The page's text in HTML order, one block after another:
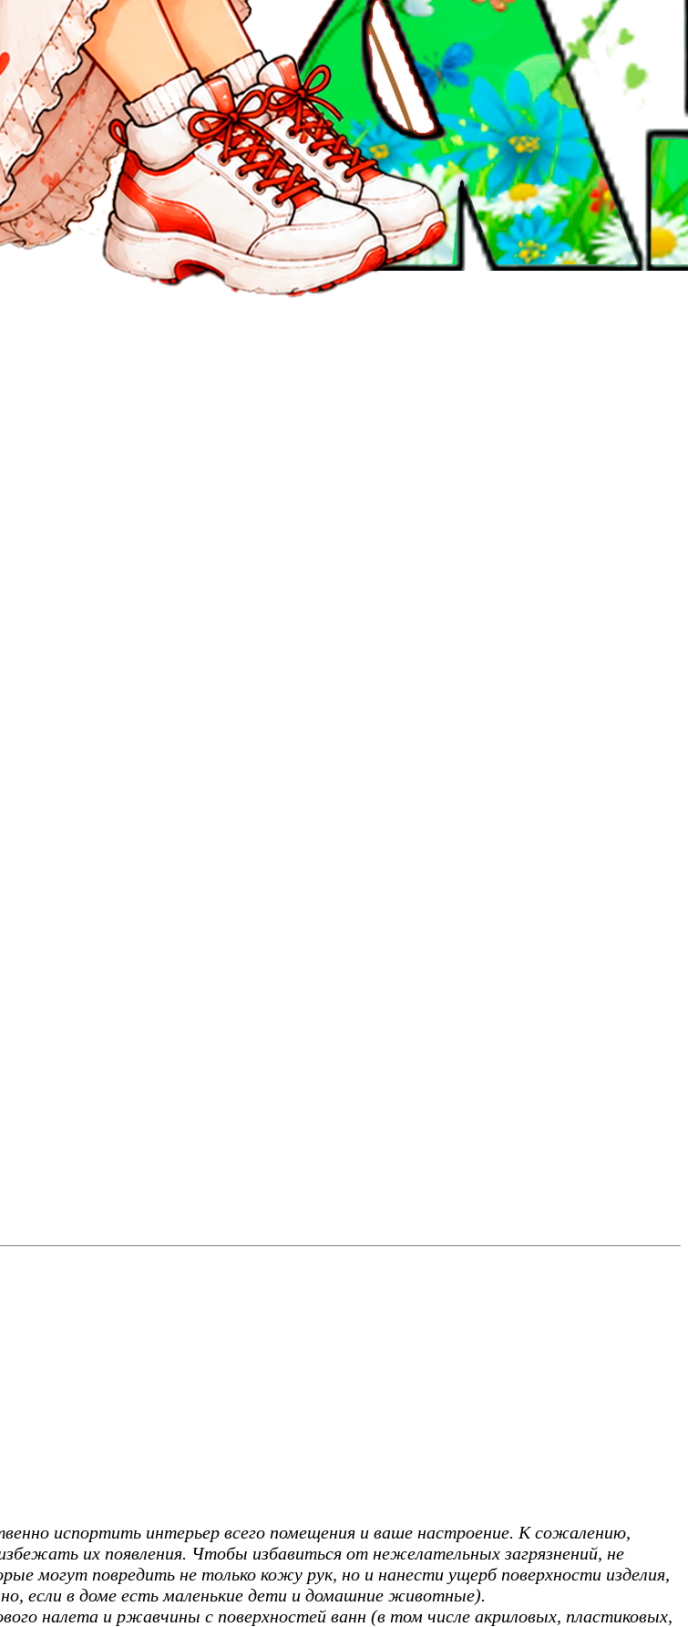
испортить интерьер всего помещения и ваше настроение. К сожалению,
их появления. Чтобы избавиться от нежелательных загрязнений, не
могут повредить не только кожу рук, но и нанести ущерб поверхности изделия,
если в доме есть маленькие дети и домашние животные).
налета и ржавчины с поверхностей ванн (в том числе акриловых, пластиковых,